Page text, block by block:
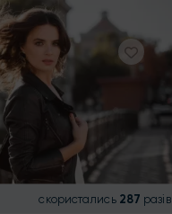
скористались 287 разів